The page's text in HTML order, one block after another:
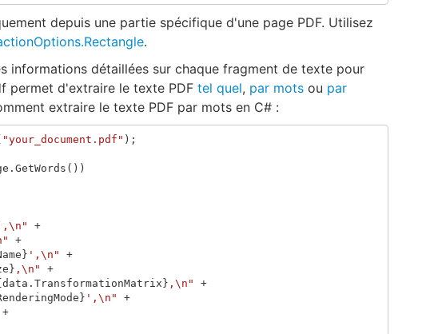
depuis une partie spécifique d'une page PDF. Utilisez
.
informations détaillées sur chaque fragment de texte pour
permet d'extraire le texte PDF tel quel, par mots ou par
extraire le texte PDF par mots en C# :
"your_document.pdf" );
. GetWords ())
+
+
} ',\n"
+
} ,\n"
+
data . TransformationMatrix } ,\n"
+
} ',\n"
+
+